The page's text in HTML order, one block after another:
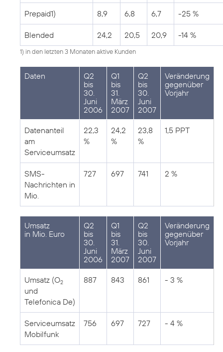
Prepaid1) 8,9 6,8 6,7 -25 %
Blended 24,2 20,5 20,9 -14 %
1) in den letzten 3 Monaten aktive Kunden
Daten
Q2
bis
30.
Juni
2006
Q1
bis
31.
März
2007
Q2
bis
30.
Juni
2007
Veränderung
gegenüber
Vorjahr
Datenanteil
am
Serviceumsatz
22,3
%
24,2
%
23,8
%
1,5 PPT
SMS-
Nachrichten in
Mio.
727 697 741 2 %
Umsatz
in Mio. Euro
Q2
bis
30.
Juni
2006
Q1
bis
31.
März
2007
Q2
bis
30.
Juni
2007
Veränderung
gegenüber
Vorjahr
Umsatz (O2
und
Telefonica De)
887 843 861 - 3 %
Serviceumsatz
Mobilfunk
756 697 727 - 4 %